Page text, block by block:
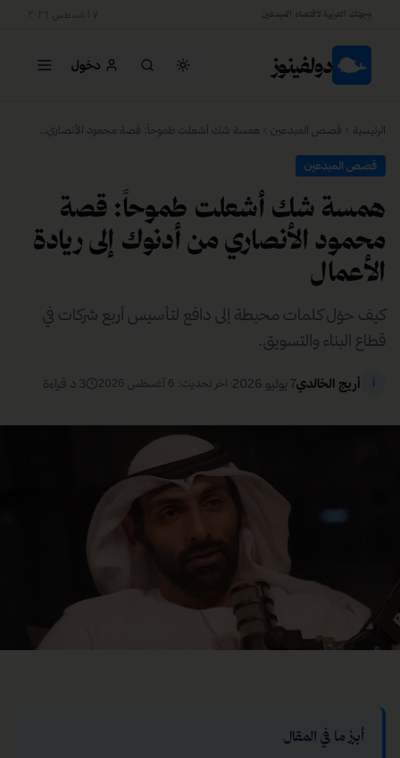
وجهتك العربية لاقتصاد المبدعين
دولفينوز دخول
الرئيسية قصص المبدعين
قصص المبدعين
همسة شك أشعلت طموحاً: قصة
محمود الأنصاري من أدنوك إلى ريادة
الأعمال
كيف حوّل كلمات محبطة إلى دافع لتأسيس أربع شركات في
قطاع البناء والتسويق.
أ أريج الخالدي7 يوليو 2026 · آخر تحديث: 6 أغسطس 2026 3 د قراءة
أبرز ما في المقال